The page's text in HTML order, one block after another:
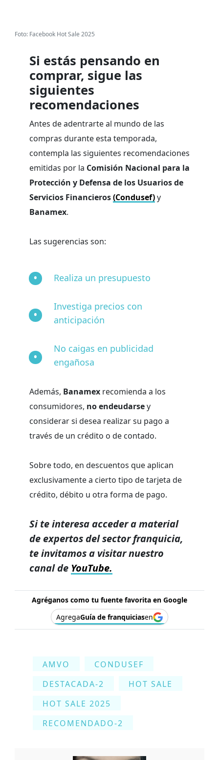
Foto: Facebook Hot Sale 2025
Si estás pensando en
comprar, sigue las
siguientes
recomendaciones
Antes de adentrarte al mundo de las
compras durante esta temporada,
contempla las siguientes recomendaciones
emitidas por la Comisión Nacional para la
Protección y Defensa de los Usuarios de
Servicios Financieros(Condusef)y
Banamex.
Las sugerencias son:
Realiza un presupuesto
Investiga precios con
anticipación
No caigas en publicidad
engañosa
Además, Banamex recomienda a los
consumidores, no endeudarsey
considerar si desea realizar su pago a
través de un crédito o de contado.
Sobre todo, en descuentos que aplican
exclusivamente a cierto tipo de tarjeta de
crédito, débito u otra forma de pago.
Si te interesa acceder a material
de expertos del sector franquicia,
te invitamos a visitar nuestro
canal de YouTube.
Agréganos como tu fuente favorita en Google
AgregaGuía de franquiciasen
AMVO
CONDUSEF
DESTACADA-2
HOT SALE
HOT SALE 2025
RECOMENDADO-2